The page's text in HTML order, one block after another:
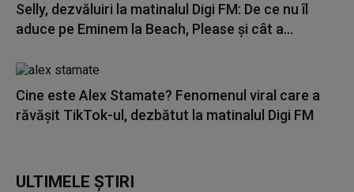
Selly, dezvăluiri la matinalul Digi FM: De ce nu îl
aduce pe Eminem la Beach, Please și cât a...
Cine este Alex Stamate? Fenomenul viral care a
răvășit TikTok-ul, dezbătut la matinalul Digi FM
ULTIMELE ȘTIRI